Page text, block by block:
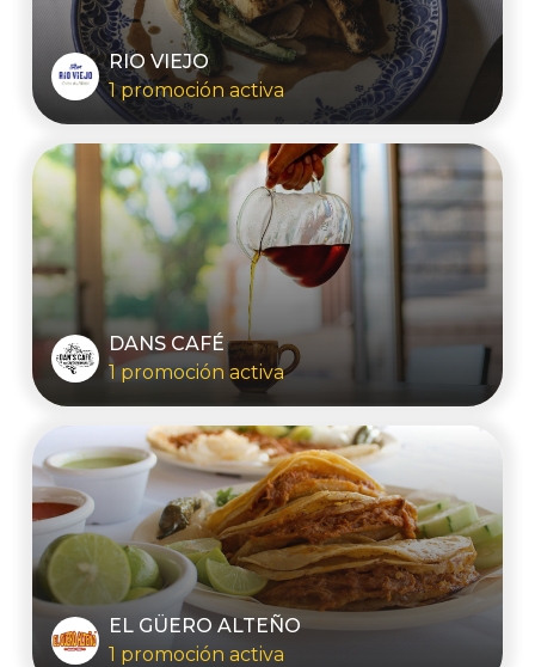
RIO VIEJO
1 promoción activa
DANS CAFÉ
1 promoción activa
EL GÜERO ALTEÑO
1 promoción activa